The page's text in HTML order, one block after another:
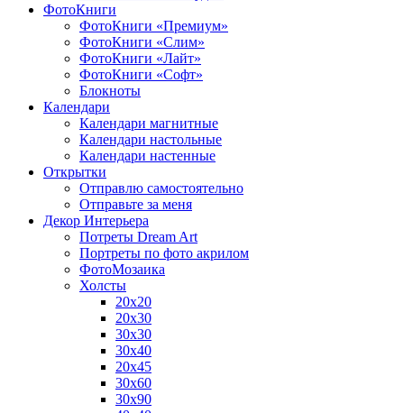
ФотоКниги
ФотоКниги «Премиум»
ФотоКниги «Слим»
ФотоКниги «Лайт»
ФотоКниги «Софт»
Блокноты
Календари
Календари магнитные
Календари настольные
Календари настенные
Открытки
Отправлю самостоятельно
Отправьте за меня
Декор Интерьера
Потреты Dream Art
Портреты по фото акрилом
ФотоМозаика
Холсты
20х20
20х30
30х30
30х40
20х45
30х60
30х90